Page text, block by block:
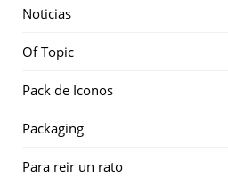
Noticias
Of Topic
Pack de Iconos
Packaging
Para reir un rato